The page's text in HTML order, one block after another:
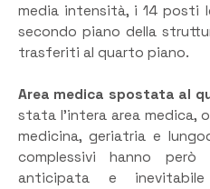
media intensità, i 14
secondo piano della
trasferiti al quarto piano.
Area medica spostata al
stata l’intera area medica,
medicina, geriatria e
complessivi hanno
anticipata e inevitabile